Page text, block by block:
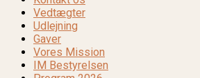
Vedtægter
Udlejning
Gaver
Vores Mission
IM Bestyrelsen